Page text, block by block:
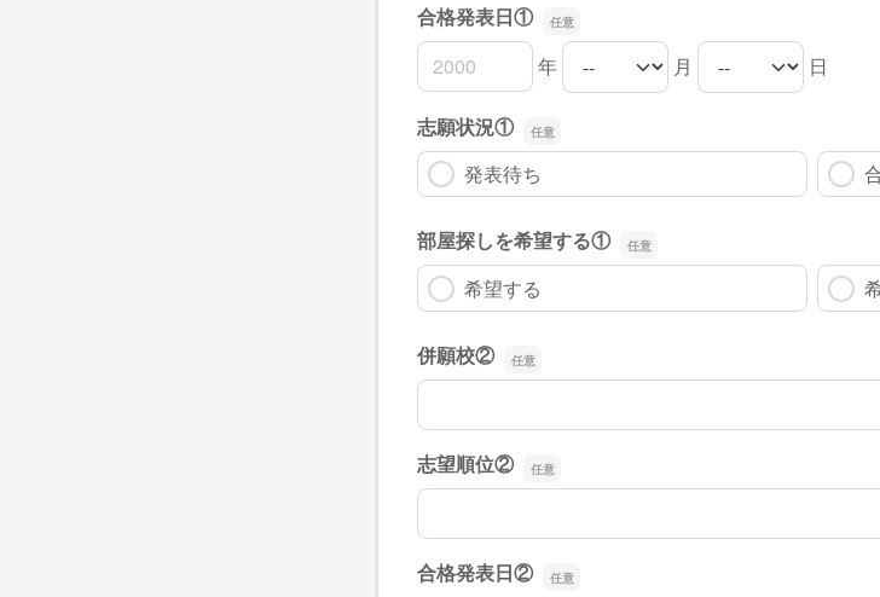
合格発表日①
合格発表日①の年
年
合格発表日①の月 月
合格発表日①の日 日
志願状況①
発表待ち
部屋探しを希望する①
希望する
併願校②
併願校②
志望順位②
志望順位②
合格発表日②